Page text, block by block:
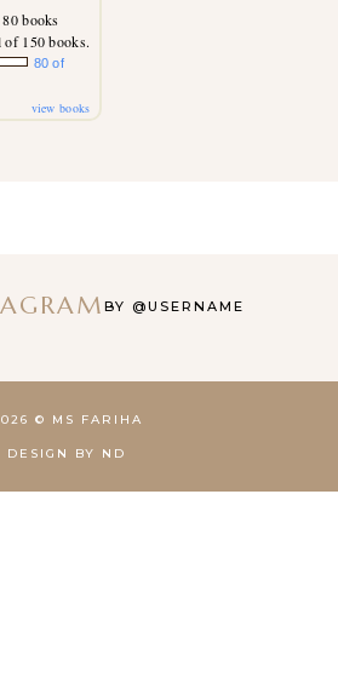
80 books
of 150 books.
80 of
view books
BY @USERNAME
© MS FARIHA
DESIGN BY ND